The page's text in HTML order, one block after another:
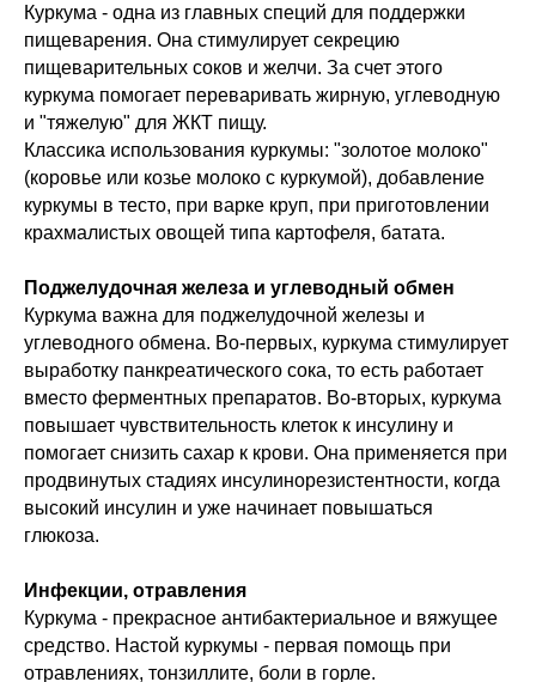
Куркума - одна из главных специй для поддержки
пищеварения. Она стимулирует секрецию
пищеварительных соков и желчи. За счет этого
куркума помогает переваривать жирную, углеводную
и "тяжелую" для ЖКТ пищу.
Классика использования куркумы: "золотое молоко"
(коровье или козье молоко с куркумой), добавление
куркумы в тесто, при варке круп, при приготовлении
крахмалистых овощей типа картофеля, батата.
Поджелудочная железа и углеводный обмен
Куркума важна для поджелудочной железы и
углеводного обмена. Во-первых, куркума стимулирует
выработку панкреатического сока, то есть работает
вместо ферментных препаратов. Во-вторых, куркума
повышает чувствительность клеток к инсулину и
помогает снизить сахар к крови. Она применяется при
продвинутых стадиях инсулинорезистентности, когда
высокий инсулин и уже начинает повышаться
глюкоза.
Инфекции, отравления
Куркума - прекрасное антибактериальное и вяжущее
средство. Настой куркумы - первая помощь при
отравлениях, тонзиллите, боли в горле.